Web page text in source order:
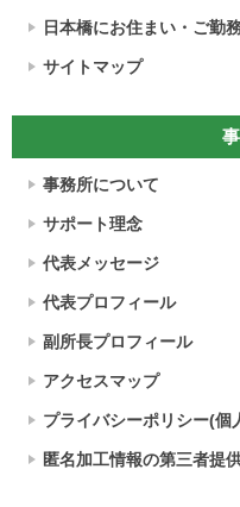
日本橋にお住まい・ご勤
サイトマップ
事務所について
サポート理念
代表メッセージ
代表プロフィール
副所長プロフィール
アクセスマップ
プライバシーポリシー(個
匿名加工情報の第三者提